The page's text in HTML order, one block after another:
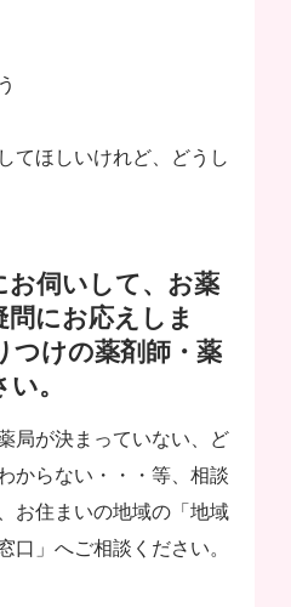
てほしいけれど、どうし
お伺いして、お薬
問にお応えしま
つけの薬剤師・薬
。
局が決まっていない、ど
からない・・・等、相談
お住まいの地域の「地域
口」へご相談ください。